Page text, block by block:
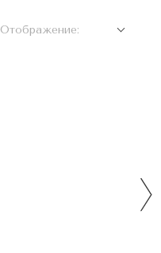
Отображение: